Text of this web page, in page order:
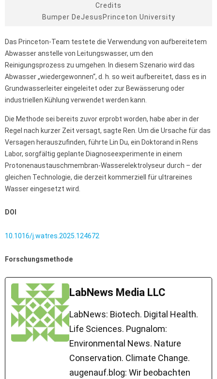
Credits
Bumper DeJesusPrinceton University
Das Princeton-Team testete die Verwendung von aufbereitetem
Abwasser anstelle von Leitungswasser, um den
Reinigungsprozess zu umgehen. In diesem Szenario wird das
Abwasser „wiedergewonnen“, d. h. so weit aufbereitet, dass es in
Grundwasserleiter eingeleitet oder zur Bewässerung oder
industriellen Kühlung verwendet werden kann.
Die Methode sei bereits zuvor erprobt worden, habe aber in der
Regel nach kurzer Zeit versagt, sagte Ren. Um die Ursache für das
Versagen herauszufinden, führte Lin Du, ein Doktorand in Rens
Labor, sorgfältig geplante Diagnoseexperimente in einem
Protonenaustauschmembran-Wasserelektrolyseur durch – der
gleichen Technologie, die derzeit kommerziell für ultrareines
Wasser eingesetzt wird.
DOI
10.1016/j.watres.2025.124672
Forschungsmethode
LabNews Media LLC
LabNews: Biotech. Digital Health.
Life Sciences. Pugnalom:
Environmental News. Nature
Conservation. Climate Change.
augenauf.blog: Wir beobachten